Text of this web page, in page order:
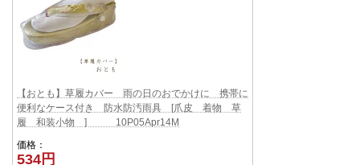
【おとも】草履カバー 雨の日のおでかけに 携帯に
便利なケース付き 防水防汚雨具 [爪皮 着物 草
履 和装小物 ] 10P05Apr14M
価格：
534円